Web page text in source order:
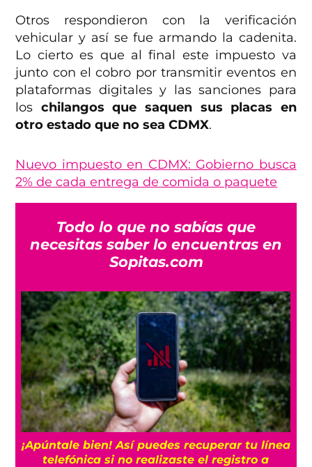
Otros respondieron con la verificación
vehicular y así se fue armando la cadenita.
Lo cierto es que al final este impuesto va
junto con el cobro por transmitir eventos en
plataformas digitales y las sanciones para
los chilangos que saquen sus placas en
otro estado que no sea CDMX.
Nuevo impuesto en CDMX: Gobierno busca
2% de cada entrega de comida o paquete
Todo lo que no sabías que
necesitas saber lo encuentras en
Sopitas.com
3 veces que Sheinbaum prometió no usar
fracking